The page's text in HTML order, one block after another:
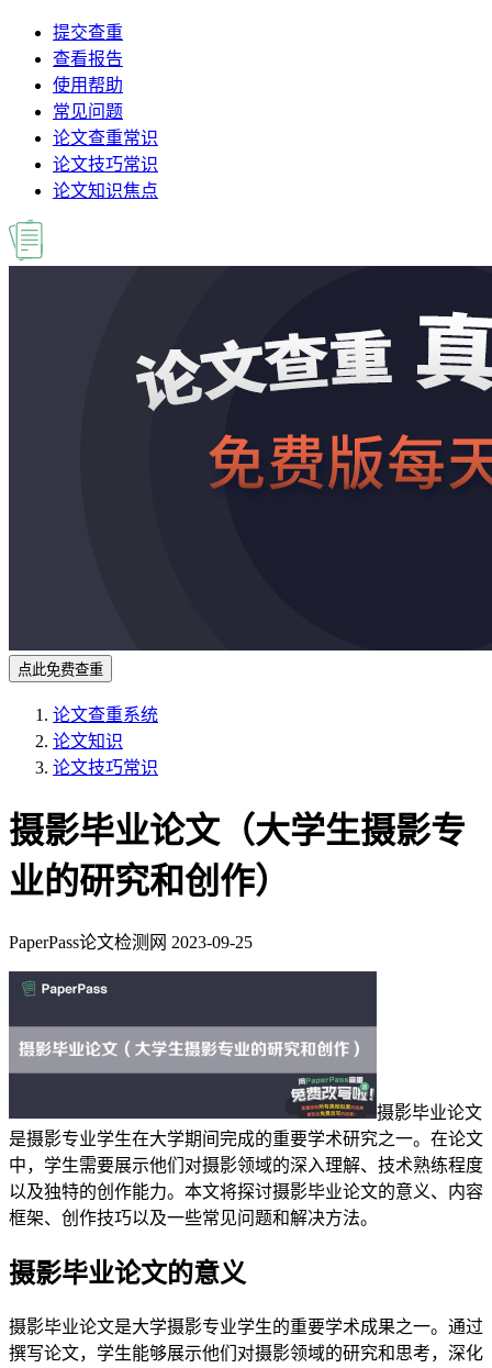
提交查重
查看报告
使用帮助
常见问题
论文查重常识
论文技巧常识
论文知识焦点
点此免费查重
论文查重系统
论文知识
论文技巧常识
摄影毕业论文（大学生摄影专
业的研究和创作）
PaperPass论文检测网 2023-09-25
摄影毕业论文
是摄影专业学生在大学期间完成的重要学术研究之一。在论文
中，学生需要展示他们对摄影领域的深入理解、技术熟练程度
以及独特的创作能力。本文将探讨摄影毕业论文的意义、内容
框架、创作技巧以及一些常见问题和解决方法。
摄影毕业论文的意义
摄影毕业论文是大学摄影专业学生的重要学术成果之一。通过
撰写论文，学生能够展示他们对摄影领域的研究和思考，深化